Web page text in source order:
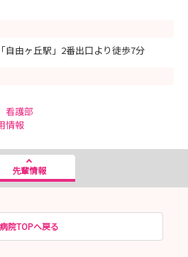
自由ヶ丘駅」2番出口より徒歩7分
看護部
情報
先輩情報
病院TOPへ戻る